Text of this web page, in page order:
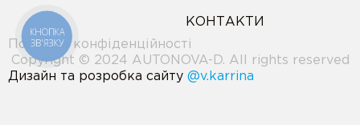
КОНТАКТИ
Copyright © 2024 AUTONOVA-D. All rights reserved
Політика конфіденційності
Дизайн та розробка сайту @v.karrina
КНОПКА
ЗВ'ЯЗКУ